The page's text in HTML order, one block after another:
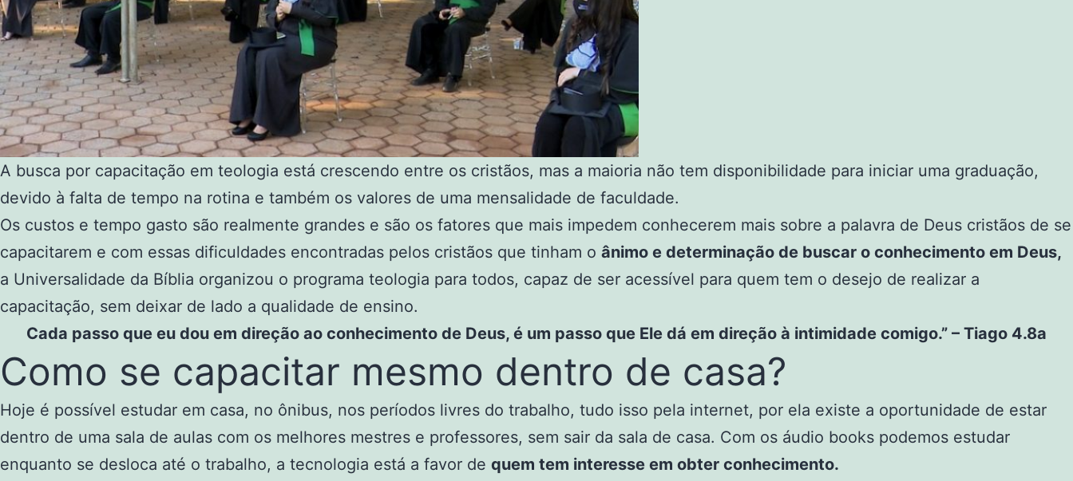
A busca por capacitação em teologia está crescendo entre os cristãos, mas a maioria não tem disponibilidade para iniciar uma graduação,
devido à falta de tempo na rotina e também os valores de uma mensalidade de faculdade.
Os custos e tempo gasto são realmente grandes e são os fatores que mais impedem conhecerem mais sobre a palavra de Deus cristãos de se
capacitarem e com essas dificuldades encontradas pelos cristãos que tinham o ânimo e determinação de buscar o conhecimento em Deus,
a Universalidade da Bíblia organizou o programa teologia para todos, capaz de ser acessível para quem tem o desejo de realizar a
capacitação, sem deixar de lado a qualidade de ensino.
Cada passo que eu dou em direção ao conhecimento de Deus, é um passo que Ele dá em direção à intimidade comigo.” – Tiago 4.8a
Como se capacitar mesmo dentro de casa?
Hoje é possível estudar em casa, no ônibus, nos períodos livres do trabalho, tudo isso pela internet, por ela existe a oportunidade de estar
dentro de uma sala de aulas com os melhores mestres e professores, sem sair da sala de casa. Com os áudio books podemos estudar
enquanto se desloca até o trabalho, a tecnologia está a favor de quem tem interesse em obter conhecimento.